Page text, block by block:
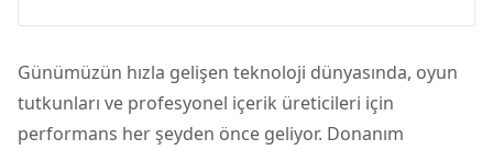
Günümüzün hızla gelişen teknoloji dünyasında, oyun
tutkunları ve profesyonel içerik üreticileri için
performans her şeyden önce geliyor. Donanım